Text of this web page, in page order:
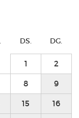
DS. DG.
1 2
8 9
15 16